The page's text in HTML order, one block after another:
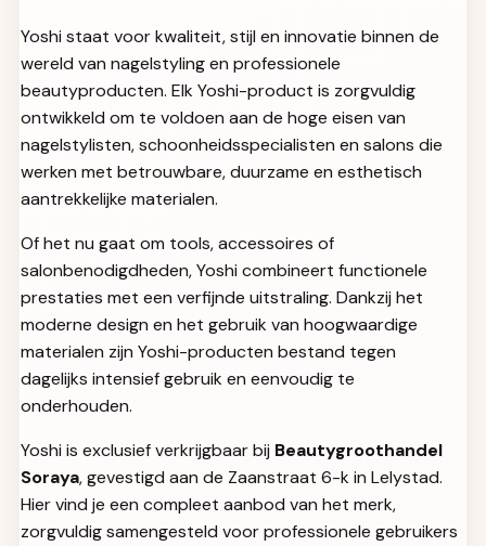
Yoshi staat voor kwaliteit, stijl en innovatie binnen de
wereld van nagelstyling en professionele
beautyproducten. Elk Yoshi-product is zorgvuldig
ontwikkeld om te voldoen aan de hoge eisen van
nagelstylisten, schoonheidsspecialisten en salons die
werken met betrouwbare, duurzame en esthetisch
aantrekkelijke materialen.
Of het nu gaat om tools, accessoires of
salonbenodigdheden, Yoshi combineert functionele
prestaties met een verfijnde uitstraling. Dankzij het
moderne design en het gebruik van hoogwaardige
materialen zijn Yoshi-producten bestand tegen
dagelijks intensief gebruik en eenvoudig te
onderhouden.
Yoshi is exclusief verkrijgbaar bij Beautygroothandel
Soraya, gevestigd aan de Zaanstraat 6-k in Lelystad.
Hier vind je een compleet aanbod van het merk,
zorgvuldig samengesteld voor professionele gebruikers